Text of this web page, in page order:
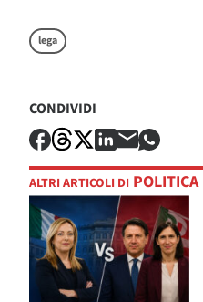
lega
CONDIVIDI
ALTRI ARTICOLI DI POLITICA